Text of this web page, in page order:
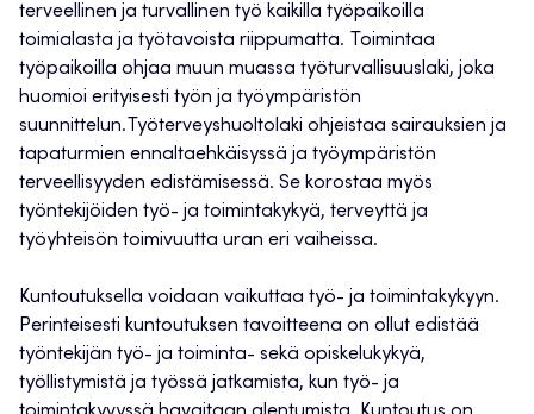
terveellinen ja turvallinen työ kaikilla työpaikoilla
toimialasta ja työtavoista riippumatta. Toimintaa
työpaikoilla ohjaa muun muassa työturvallisuuslaki, joka
huomioi erityisesti työn ja työympäristön
suunnittelun. Työterveyshuoltolaki ohjeistaa sairauksien ja
tapaturmien ennaltaehkäisyssä ja työympäristön
terveellisyyden edistämisessä. Se korostaa myös
työntekijöiden työ- ja toimintakykyä, terveyttä ja
työyhteisön toimivuutta uran eri vaiheissa.
Kuntoutuksella voidaan vaikuttaa työ- ja toimintakykyyn.
Perinteisesti kuntoutuksen tavoitteena on ollut edistää
työntekijän työ- ja toiminta- sekä opiskelukykyä,
työllistymistä ja työssä jatkamista, kun työ- ja